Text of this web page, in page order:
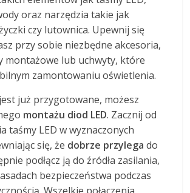
oraz narzędzia takie jak
czy lutownica. Upewnij się
przy sobie niezbędne akcesoria,
montażowe lub uchwyty, które
zamontowaniu oświetlenia.
już przygotowane, możesz
montażu diod LED. Zacznij od
taśmy LED w wyznaczonych
się, że dobrze przylega do
podłącz ją do źródła zasilania,
bezpieczeństwa podczas